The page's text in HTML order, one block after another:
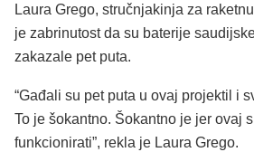
Laura Grego, stručnjakinja za
je zabrinutost da su baterije
zakazale pet puta.
“Gađali su pet puta u ovaj projektil i
To je šokantno. Šokantno je jer ovaj
funkcionirati”, rekla je Laura Grego.